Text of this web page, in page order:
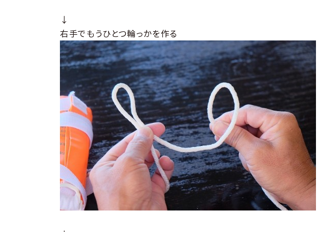
↓
右手でもうひとつ輪っかを作る